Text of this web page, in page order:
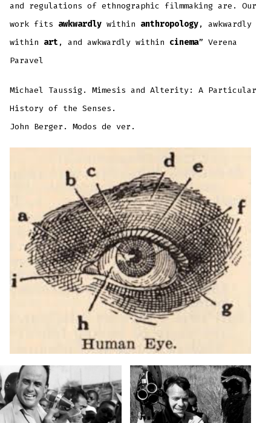
and regulations of ethnographic filmmaking are. Our
work fits awkwardlywithin anthropology, awkwardly
within art , and awkwardly within cinema” Verena
Paravel
Michael Taussig. Mimesis and Alterity: A Particular
History of the Senses.
John Berger. Modos de ver.